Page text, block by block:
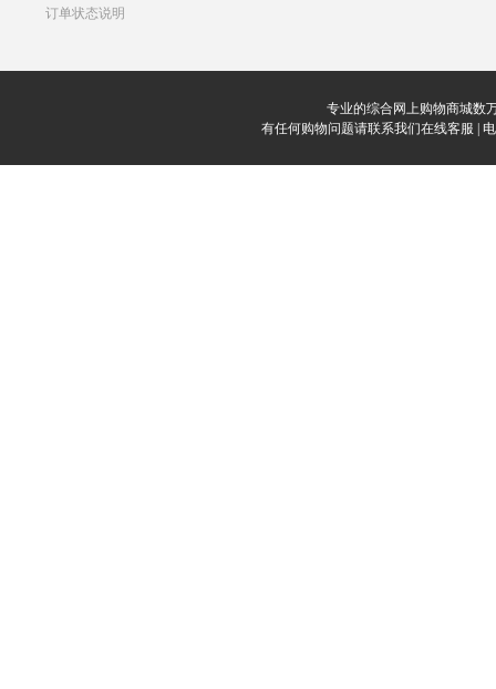
订单状态说明
专业的综合网上购物商城数
有任何购物问题请联系我们在线客服 | 电